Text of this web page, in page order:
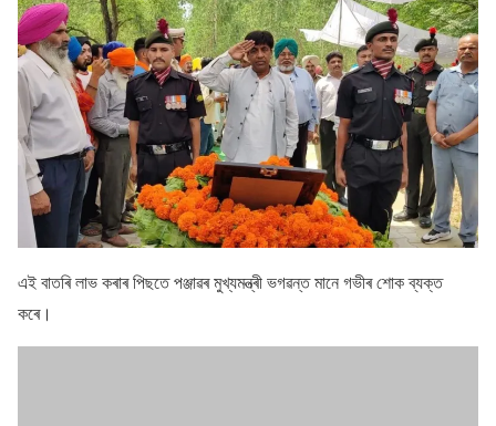
এই বাতৰি লাভ কৰাৰ পিছতে পঞ্জাৱৰ মুখ্যমন্ত্ৰী ভগৱন্ত মানে গভীৰ শোক ব্যক্ত
কৰে।